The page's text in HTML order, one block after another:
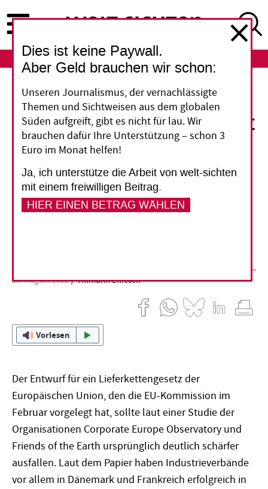
zum
Inhalt
ABO
Brüssel
Studie: Industrielobby hat
EU-Lieferkettengesetz
verwässert
Eine Studie zeigt, dass der Entwurf für ein
18. August 2022 Tillmann Elliesen
Vorlesen
Der Entwurf für ein Lieferkettengesetz der
Europäischen Union, den die EU-Kommission im
Februar vorgelegt hat, sollte laut einer Studie der
Organisationen Corporate Europe Observatory und
Friends of the Earth ursprünglich deutlich schärfer
ausfallen. Laut dem Papier haben Industrieverbände
vor allem in Dänemark und Frankreich erfolgreich in
Dies ist keine Paywall.
Aber Geld brauchen wir schon:
Unseren Journalismus, der vernachlässigte
Themen und Sichtweisen aus dem globalen
Süden aufgreift, gibt es nicht für lau. Wir
brauchen dafür Ihre Unterstützung – schon 3
Euro im Monat helfen!
Ja, ich unterstütze die Arbeit von welt-sichten
mit einem freiwilligen Beitrag.
HIER EINEN BETRAG WÄHLEN